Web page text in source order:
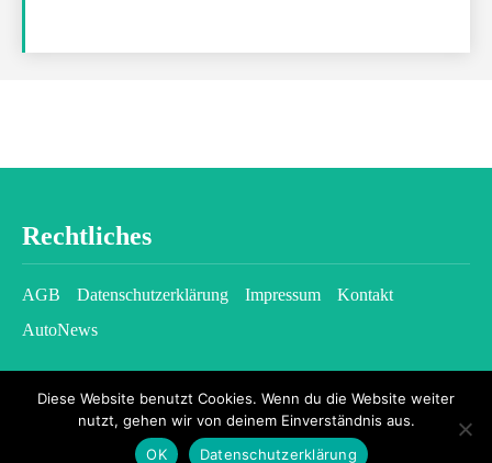
Rechtliches
AGB Datenschutzerklärung Impressum
Kontakt
AutoNews
2026 © kfzgazette.com - All rights reserved.
Diese Website benutzt Cookies. Wenn du die Website weiter
nutzt, gehen wir von deinem Einverständnis aus.
OK
Datenschutzerklärung